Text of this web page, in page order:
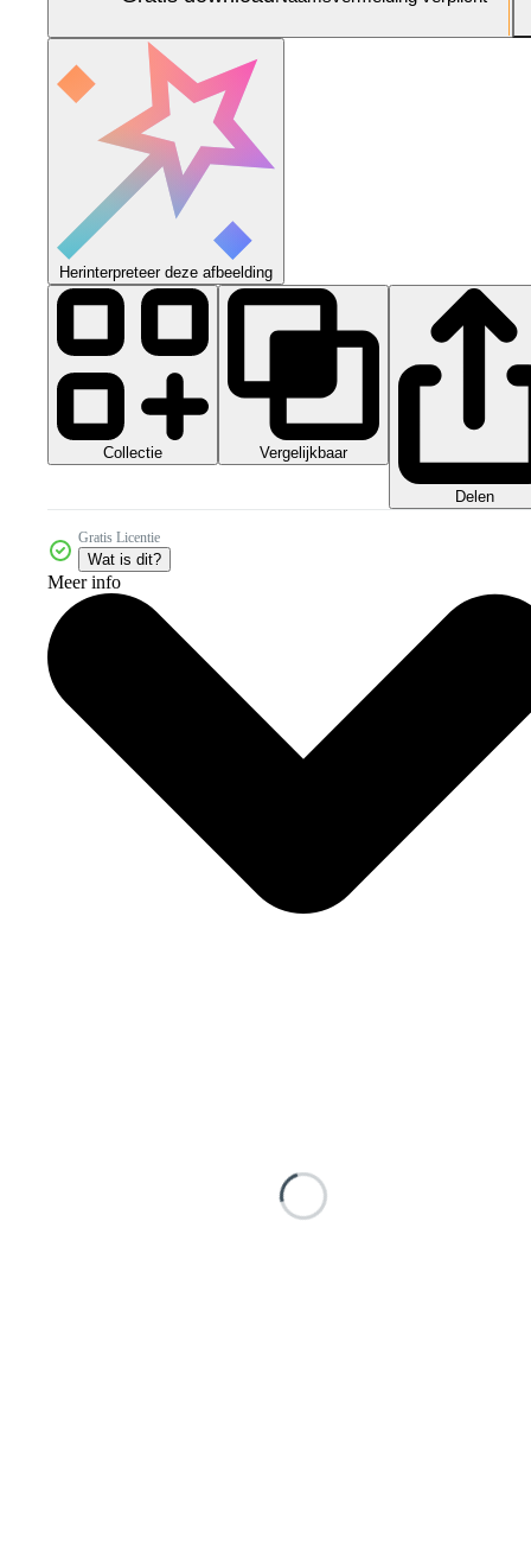
Herinterpreteer deze afbeelding
Collectie Vergelijkbaar
Delen
Gratis Licentie
Wat is dit?
Meer info